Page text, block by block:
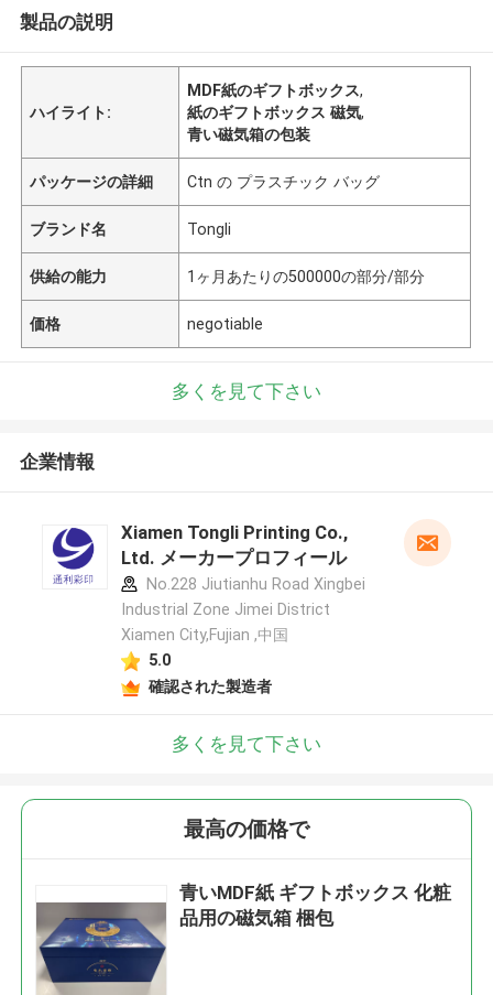
製品の説明
ハイライト:
MDF紙のギフトボックス,
紙のギフトボックス 磁気,
青い磁気箱の包装
パッケージの詳細 Ctn の プラスチック バッグ
ブランド名 Tongli
供給の能力 1ヶ月あたりの500000の部分/部分
価格 negotiable
多くを見て下さい
企業情報
Xiamen Tongli Printing Co.,
Ltd. メーカープロフィール
No.228 Jiutianhu Road Xingbei
Industrial Zone Jimei District
Xiamen City,Fujian ,中国
5.0
確認された製造者
多くを見て下さい
最高の価格で
青いMDF紙 ギフトボックス 化粧
品用の磁気箱 梱包